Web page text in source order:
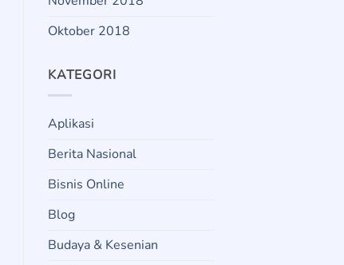
Oktober 2018
KATEGORI
Aplikasi
Berita Nasional
Bisnis Online
Blog
Budaya & Kesenian